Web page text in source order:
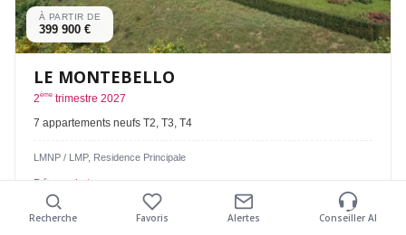
À PARTIR DE
399 900 €
LE MONTEBELLO
2ème trimestre 2027
7 appartements neufs T2, T3, T4
LMNP / LMP, Residence Principale
Découvrir
Recherche Favoris Alertes Conseiller AI